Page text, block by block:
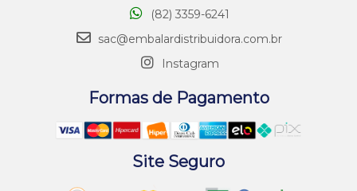
(82) 3359-6241
sac@embalardistribuidora.com.br
Instagram
Formas de Pagamento
Site Seguro